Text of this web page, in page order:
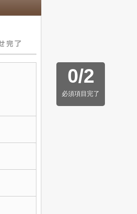
0/2
必須項目完了